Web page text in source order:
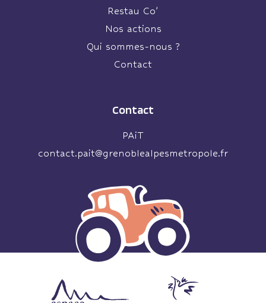
Restau Co’
Nos actions
Qui sommes-nous ?
Contact
Contact
PAiT
contact.pait@grenoblealpesmetropole.fr